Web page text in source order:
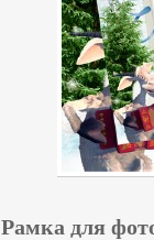
Рамка для